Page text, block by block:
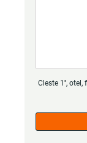
Cleste 1'', otel,